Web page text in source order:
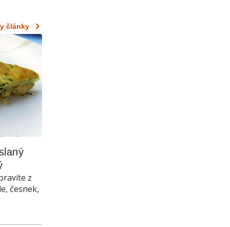
články
z
česnek,